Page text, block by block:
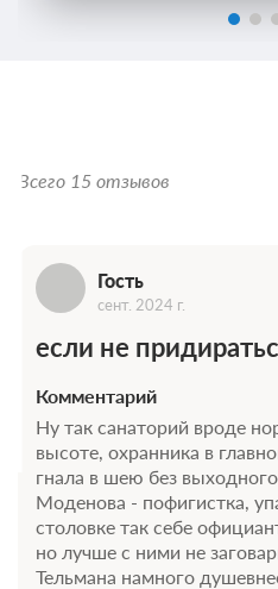
Всего 15 отзывов
Гость
сент. 2024 г.
если не
Комментарий
Ну так санаторий вроде
высоте, охранника в
гнала в шею без
Моденова - пофигистка,
столовке так себе
но лучше с ними не
Тельмана намного